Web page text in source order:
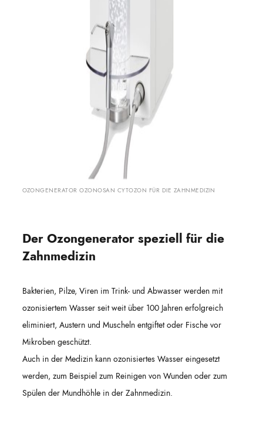
OZONGENERATOR OZONOSAN CYTOZON FÜR DIE ZAHNMEDIZIN
Der Ozongenerator speziell für die
Zahnmedizin
Bakterien, Pilze, Viren im Trink- und Abwasser werden mit
ozonisiertem Wasser seit weit über 100 Jahren erfolgreich
eliminiert, Austern und Muscheln entgiftet oder Fische vor
Mikroben geschützt.
Auch in der Medizin kann ozonisiertes Wasser eingesetzt
werden, zum Beispiel zum Reinigen von Wunden oder zum
Spülen der Mundhöhle in der Zahnmedizin.